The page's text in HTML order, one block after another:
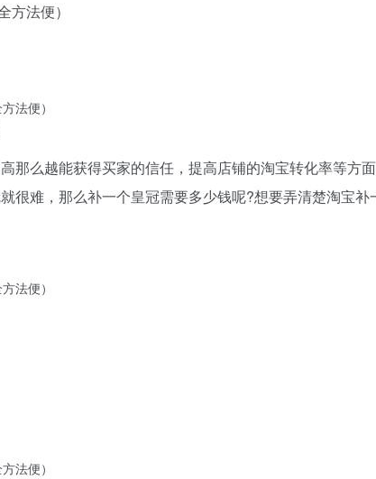
那么越能获得买家的信任，提高店铺的淘宝转化率等方
很难，那么补一个皇冠需要多少钱呢?想要弄清楚淘宝补